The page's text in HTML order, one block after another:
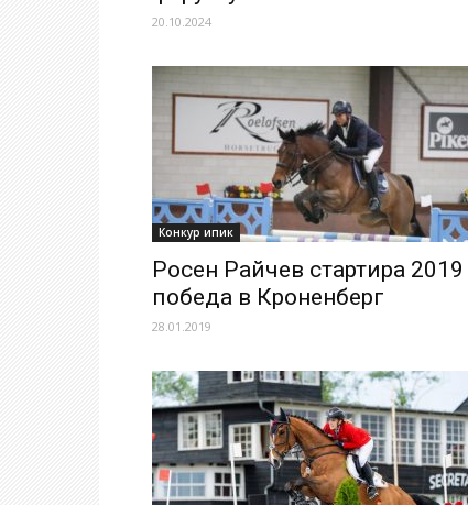
20.10.2024
Конкур ипик
Росен Райчев стартира 2019
победа в Кроненберг
28.01.2019